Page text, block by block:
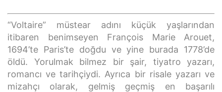
“Voltaire” müstear adını küçük yaşlarından
itibaren benimseyen François Marie Arouet,
1694’te Paris’te doğdu ve yine burada 1778’de
öldü. Yorulmak bilmez bir şair, tiyatro yazarı,
romancı ve tarihçiydi. Ayrıca bir risale yazarı ve
mizahçı olarak, gelmiş geçmiş en başarılı